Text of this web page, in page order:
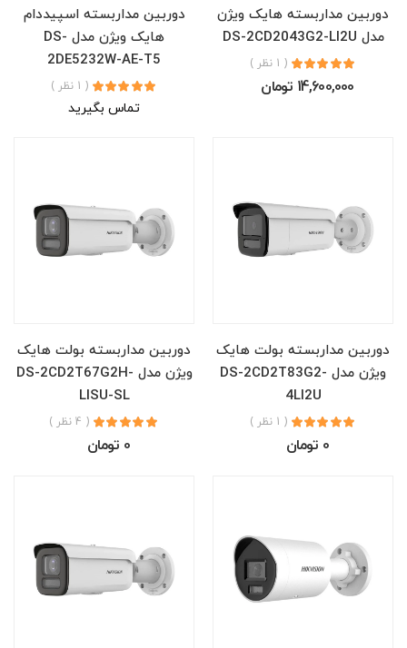
دوربین مداربسته هایک ویژن
مدل DS-2CD2043G2-LI2U
( 1 نظر )
14,600,000 تومان
دوربین مداربسته اسپیددام
هایک ویژن مدل DS-
2DE5232W-AE-T5
( 1 نظر )
تماس بگیرید
دوربین مداربسته بولت هایک
ویژن مدل DS-2CD2T83G2-
4LI2U
( 1 نظر )
0 تومان
دوربین مداربسته بولت هایک
ویژن مدل DS-2CD2T67G2H-
LISU-SL
( 4 نظر )
0 تومان